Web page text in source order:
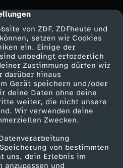
von ZDF, ZDFheute und
setzen wir Cookies
ein. Einige der
unbedingt erforderlich
Zustimmung dürfen wir
darüber hinaus
Gerät speichern und/oder
deine Daten ohne deine
weiter, die nicht unsere
Wir verwenden deine
Zwecken.
von bestimmten
uns, dein Erlebnis im
anzupassen und
Service
ZDFmitreden
Kontakt zum ZDF
Tickets
Zuschauerservice
Hilfe